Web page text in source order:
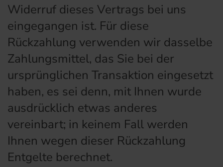
Widerruf dieses Vertrags bei uns
eingegangen ist. Für diese
Rückzahlung verwenden wir dasselbe
Zahlungsmittel, das Sie bei der
ursprünglichen Transaktion eingesetzt
haben, es sei denn, mit Ihnen wurde
ausdrücklich etwas anderes
vereinbart; in keinem Fall werden
Ihnen wegen dieser Rückzahlung
Entgelte berechnet.